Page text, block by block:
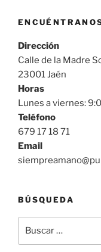
Dirección
Calle de la Madre
23001 Jaén
Horas
Lunes a viernes:
Teléfono
679 17 18 71
Email
BÚSQUEDA
por: